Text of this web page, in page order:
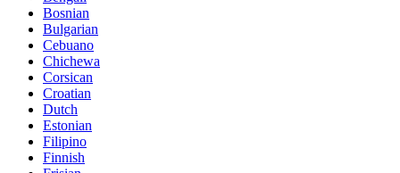
Bosnian
Bulgarian
Cebuano
Chichewa
Corsican
Croatian
Dutch
Estonian
Filipino
Finnish